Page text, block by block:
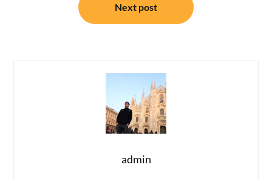
Next post
admin